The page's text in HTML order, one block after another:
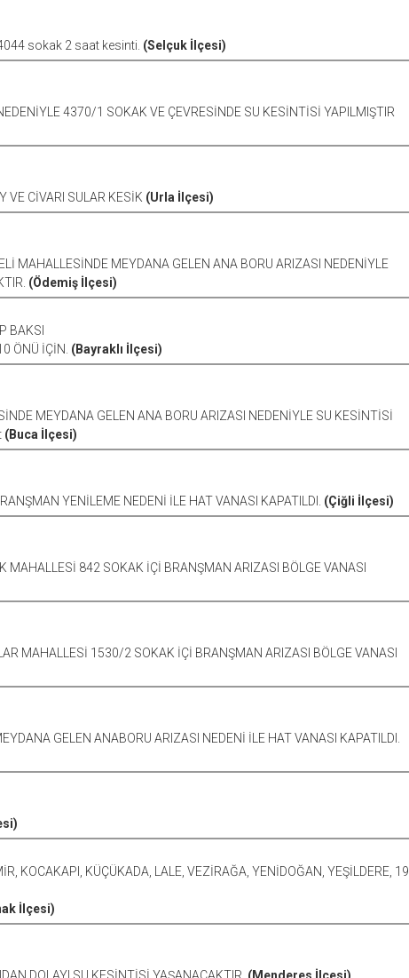
sokak 2 saat kesinti. (Selçuk İlçesi)
4370/1 SOKAK VE ÇEVRESİNDE SU KESİNTİSİ YAPILMIŞTIR
VE CİVARI SULAR KESİK (Urla İlçesi)
MAHALLESİNDE MEYDANA GELEN ANA BORU ARIZASI NEDENİYLE
(Ödemiş İlçesi)
BAKSI
ÖNÜ İÇİN. (Bayraklı İlçesi)
MEYDANA GELEN ANA BORU ARIZASI NEDENİYLE SU KESİNTİSİ
(Buca İlçesi)
YENİLEME NEDENİ İLE HAT VANASI KAPATILDI. (Çiğli İlçesi)
MAHALLESİ 842 SOKAK İÇİ BRANŞMAN ARIZASI BÖLGE VANASI
MAHALLESİ 1530/2 SOKAK İÇİ BRANŞMAN ARIZASI BÖLGE VANASI
GELEN ANABORU ARIZASI NEDENİ İLE HAT VANASI KAPATILDI.
KOCAKAPI, KÜÇÜKADA, LALE, VEZİRAĞA, YENİDOĞAN, YEŞİLDERE, 19
İlçesi)